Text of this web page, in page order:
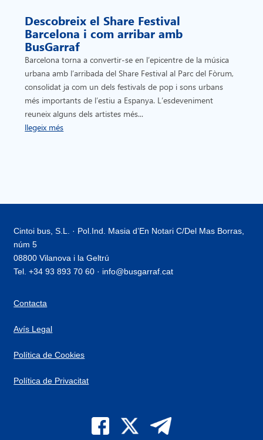
Descobreix el Share Festival
Barcelona i com arribar amb
BusGarraf
Barcelona torna a convertir-se en l’epicentre de la música
urbana amb l’arribada del Share Festival al Parc del Fòrum,
consolidat ja com un dels festivals de pop i sons urbans
més importants de l’estiu a Espanya. L’esdeveniment
reuneix alguns dels artistes més...
llegeix més
Cintoi bus, S.L. · Pol.Ind. Masia d’En Notari C/Del Mas Borras,
núm 5
08800 Vilanova i la Geltrú
Tel. +34 93 893 70 60 · info@busgarraf.cat
Contacta
Avís Legal
Política de Cookies
Política de Privacitat